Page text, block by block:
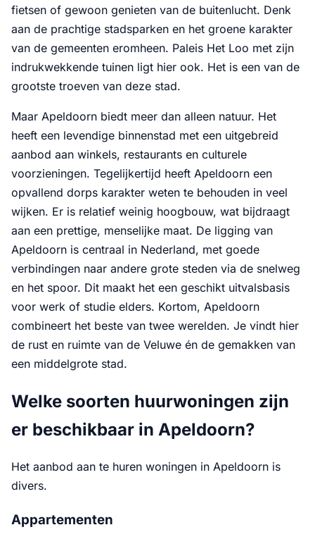
fietsen of gewoon genieten van de buitenlucht. Denk
aan de prachtige stadsparken en het groene karakter
van de gemeenten eromheen. Paleis Het Loo met zijn
indrukwekkende tuinen ligt hier ook. Het is een van de
grootste troeven van deze stad.
Maar Apeldoorn biedt meer dan alleen natuur. Het
heeft een levendige binnenstad met een uitgebreid
aanbod aan winkels, restaurants en culturele
voorzieningen. Tegelijkertijd heeft Apeldoorn een
opvallend dorps karakter weten te behouden in veel
wijken. Er is relatief weinig hoogbouw, wat bijdraagt
aan een prettige, menselijke maat. De ligging van
Apeldoorn is centraal in Nederland, met goede
verbindingen naar andere grote steden via de snelweg
en het spoor. Dit maakt het een geschikt uitvalsbasis
voor werk of studie elders. Kortom, Apeldoorn
combineert het beste van twee werelden. Je vindt hier
de rust en ruimte van de Veluwe én de gemakken van
een middelgrote stad.
Welke soorten huurwoningen zijn
er beschikbaar in Apeldoorn?
Het aanbod aan te huren woningen in Apeldoorn is
divers.
Appartementen